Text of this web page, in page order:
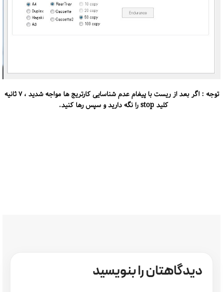
توجه : اگر بعد از ریست با پیغام عدم شناسایی کارتریج ها مواجه شدید ، ۷ ثانیه
کلید stop را نگه دارید و سپس رها کنید.
دیدگاهتان را بنویسید